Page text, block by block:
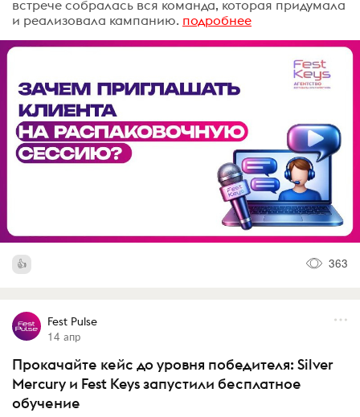
встрече собралась вся команда, которая придумала
и реализовала кампанию. подробнее
363
Fest Pulse
14 апр
Прокачайте кейс до уровня победителя: Silver
Mercury и Fest Keys запустили бесплатное
обучение